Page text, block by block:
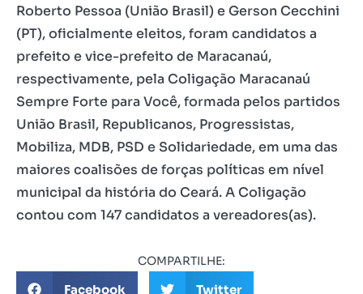
Roberto Pessoa (União Brasil) e Gerson Cecchini
(PT), oficialmente eleitos, foram candidatos a
prefeito e vice-prefeito de Maracanaú,
respectivamente, pela Coligação Maracanaú
Sempre Forte para Você, formada pelos partidos
União Brasil, Republicanos, Progressistas,
Mobiliza, MDB, PSD e Solidariedade, em uma das
maiores coalisões de forças políticas em nível
municipal da história do Ceará. A Coligação
contou com 147 candidatos a vereadores(as).
COMPARTILHE:
Facebook Twitter